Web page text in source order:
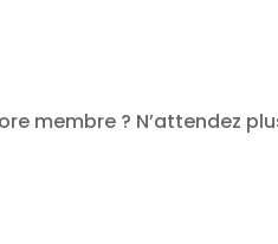
membre ? N’attendez